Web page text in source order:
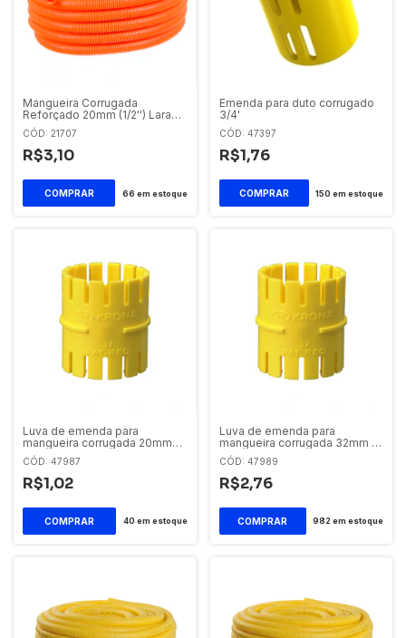
Mangueira Corrugada
Reforçado 20mm (1/2'') Laranja
Krona
CÓD: 21707
R$3,10
66 em estoque
Emenda para duto corrugado
3/4'
CÓD: 47397
R$1,76
150 em estoque
Luva de emenda para
mangueira corrugada 20mm
1/2' amarela Krona
CÓD: 47987
R$1,02
40 em estoque
Luva de emenda para
mangueira corrugada 32mm 1''
amarela Krona
CÓD: 47989
R$2,76
982 em estoque